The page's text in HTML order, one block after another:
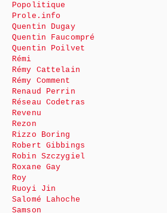
Popolitique
Prole.info
Quentin Dugay
Quentin Faucompré
Quentin Poilvet
Rémi
Rémy Cattelain
Rémy Comment
Renaud Perrin
Réseau Codetras
Revenu
Rezon
Rizzo Boring
Robert Gibbings
Robin Szczygiel
Roxane Gay
Roy
Ruoyi Jin
Salomé Lahoche
Samson